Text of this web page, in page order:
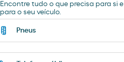
Encontre tudo o que precisa para si e
para o seu veículo.
Pneus